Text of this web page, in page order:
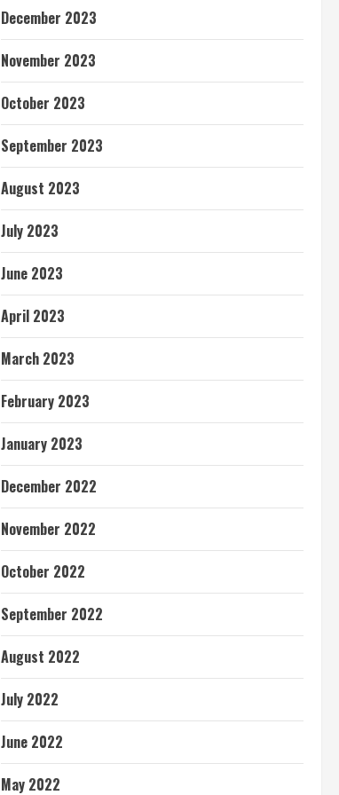
December 2023
November 2023
October 2023
September 2023
August 2023
July 2023
June 2023
April 2023
March 2023
February 2023
January 2023
December 2022
November 2022
October 2022
September 2022
August 2022
July 2022
June 2022
May 2022